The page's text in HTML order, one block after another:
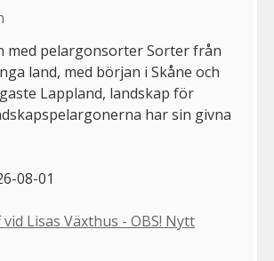
med pelargonsorter Sorter från
land, med början i Skåne och
Lappland, landskap för
har sin givna
08-01
Lisas Växthus - OBS! Nytt